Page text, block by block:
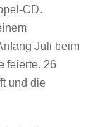
CD.
Juli beim
feierte. 26
und die